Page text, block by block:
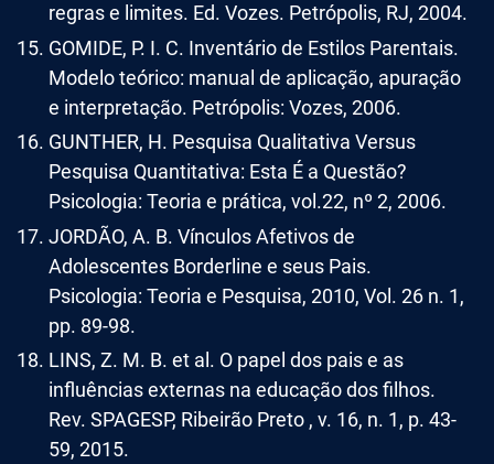
regras e limites. Ed. Vozes. Petrópolis, RJ, 2004.
GOMIDE, P. I. C. Inventário de Estilos Parentais.
Modelo teórico: manual de aplicação, apuração
e interpretação. Petrópolis: Vozes, 2006.
GUNTHER, H. Pesquisa Qualitativa Versus
Pesquisa Quantitativa: Esta É a Questão?
Psicologia: Teoria e prática, vol.22, nº 2, 2006.
JORDÃO, A. B. Vínculos Afetivos de
Adolescentes Borderline e seus Pais.
Psicologia: Teoria e Pesquisa, 2010, Vol. 26 n. 1,
pp. 89-98.
LINS, Z. M. B. et al. O papel dos pais e as
influências externas na educação dos filhos.
Rev. SPAGESP, Ribeirão Preto , v. 16, n. 1, p. 43-
59, 2015.